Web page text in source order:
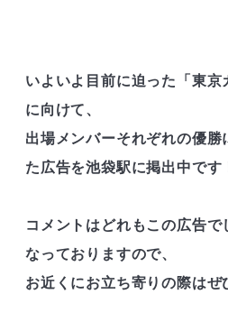
いよいよ目前に迫った「東
に向けて、
出場メンバーそれぞれの優勝
た広告を池袋駅に掲出中です
コメントはどれもこの広告で
なっておりますので、
お近くにお立ち寄りの際はぜ